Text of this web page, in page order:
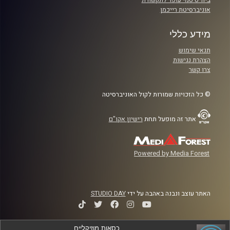
אוניברסיטת רייכמן
מידע כללי
תנאי שימוש
הצהרת נגישות
צרו קשר
© כל הזכויות שמורות לקול האוניברסיטה
אתר זה מופעל תחת רישיון אקו"ם
Powered by Media Forest
האתר עוצב ונבנה באהבה על ידיSTUDIO DAY
כסאות מוזיקליים